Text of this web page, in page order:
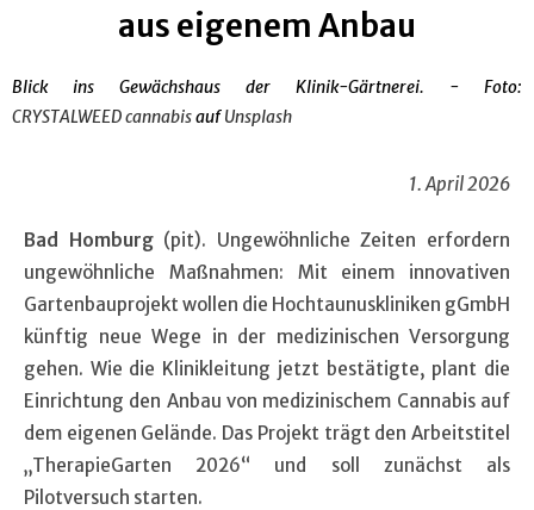
aus eigenem Anbau
Blick ins Gewächshaus der Klinik-Gärtnerei. - Foto:
CRYSTALWEED cannabisaufUnsplash
1. April 2026
Bad Homburg(pit). Ungewöhnliche Zeiten erfordern
ungewöhnliche Maßnahmen: Mit einem innovativen
Gartenbauprojekt wollen die Hochtaunuskliniken gGmbH
künftig neue Wege in der medizinischen Versorgung
gehen. Wie die Klinikleitung jetzt bestätigte, plant die
Einrichtung den Anbau von medizinischem Cannabis auf
dem eigenen Gelände. Das Projekt trägt den Arbeitstitel
„TherapieGarten 2026“ und soll zunächst als
Pilotversuch starten.